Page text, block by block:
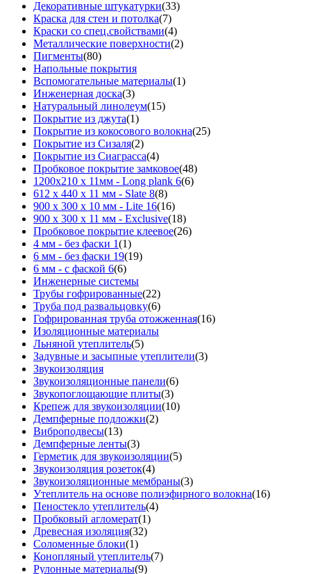
Декоративные штукатурки(33)
Краска для стен и потолка(7)
Краски со спец.свойствами(4)
Металлические поверхности(2)
Пигменты(80)
Напольные покрытия
Вспомогательные материалы(1)
Инженерная доска(3)
Натуральный линолеум(15)
Покрытие из джута(1)
Покрытие из кокосового волокна(25)
Покрытие из Сизаля(2)
Покрытие из Сиаграсса(4)
Пробковое покрытие замковое(48)
1200х210 х 11мм - Long plank 6(6)
612 х 440 х 11 мм - Slate 8(8)
900 х 300 х 10 мм - Lite 16(16)
900 х 300 х 11 мм - Exclusive(18)
Пробковое покрытие клеевое(26)
4 мм - без фаски 1(1)
6 мм - без фаски 19(19)
6 мм - с фаской 6(6)
Инженерные системы
Трубы гофрированные(22)
Труба под развальцовку(6)
Гофрированная труба отожженная(16)
Изоляционные материалы
Льняной утеплитель(5)
Задувные и засыпные утеплители(3)
Звукоизоляция
Звукоизоляционные панели(6)
Звукопоглощающие плиты(3)
Крепеж для звукоизоляции(10)
Демпферные подложки(2)
Виброподвесы(13)
Демпферные ленты(3)
Герметик для звукоизоляции(5)
Звукоизоляция розеток(4)
Звукоизоляционные мембраны(3)
Утеплитель на основе полиэфирного волокна(16)
Пеностекло утеплитель(4)
Пробковый агломерат(1)
Древесная изоляция(32)
Соломенные блоки(1)
Конопляный утеплитель(7)
Рулонные материалы(9)